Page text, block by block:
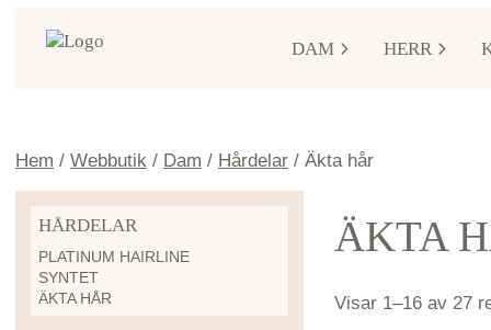
DAM HERR
Hem / Webbutik / Dam / Hårdelar / Äkta hår
HÅRDELAR
PLATINUM HAIRLINE
SYNTET
ÄKTA HÅR
ÄKTA
Visar 1–16 av 27